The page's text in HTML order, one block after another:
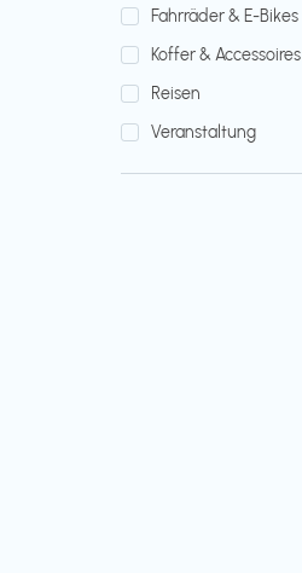
Fahrräder & E-Bikes
Koffer & Accessoires
Reisen
Veranstaltung